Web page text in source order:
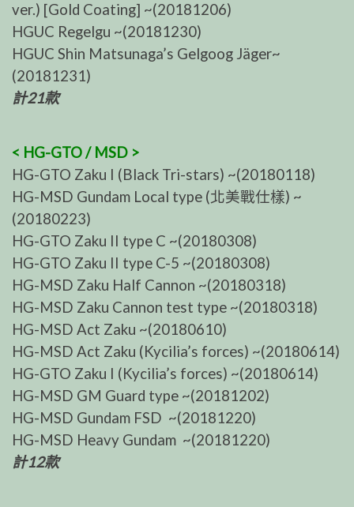
ver.) [Gold Coating] ~(20181206)
HGUC Regelgu ~(20181230)
HGUC Shin Matsunaga’s Gelgoog Jäger~
(20181231)
計21款
< HG-GTO / MSD >
HG-GTO Zaku I (Black Tri-stars) ~(20180118)
HG-MSD Gundam Local type (北美戰仕樣) ~
(20180223)
HG-GTO Zaku II type C ~(20180308)
HG-GTO Zaku II type C-5 ~(20180308)
HG-MSD Zaku Half Cannon ~(20180318)
HG-MSD Zaku Cannon test type ~(20180318)
HG-MSD Act Zaku ~(20180610)
HG-MSD Act Zaku (Kycilia’s forces) ~(20180614)
HG-GTO Zaku I (Kycilia’s forces) ~(20180614)
HG-MSD GM Guard type ~(20181202)
HG-MSD Gundam FSD ~(20181220)
HG-MSD Heavy Gundam ~(20181220)
計12款